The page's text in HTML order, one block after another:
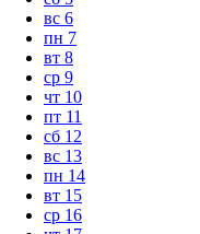
вс 6
пн 7
вт 8
ср 9
чт 10
пт 11
сб 12
вс 13
пн 14
вт 15
ср 16